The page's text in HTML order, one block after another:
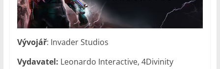
Vývojář: Invader Studios
Vydavatel: Leonardo Interactive, 4Divinity